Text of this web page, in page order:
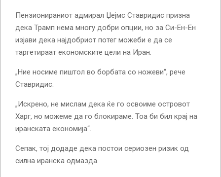
Пензионираниот адмирал Џејмс Ставридис призна
дека Трамп нема многу добри опции, но за Си-Ен-Ен
изјави дека најдобриот потег можеби е да се
таргетираат економските цели на Иран.
„Ние носиме пиштол во борбата со ножеви“, рече
Ставридис.
„Искрено, не мислам дека ќе го освоиме островот
Харг, но можеме да го блокираме. Тоа би бил крај на
иранската економија“.
Сепак, тој додаде дека постои сериозен ризик од
силна иранска одмазда.